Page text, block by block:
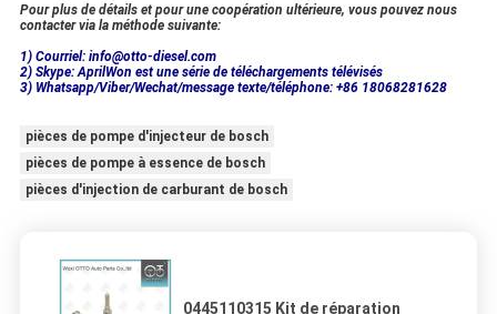
Pour plus de détails et pour une coopération ultérieure, vous pouvez nous
contacter via la méthode suivante:
1) Courriel: info@otto-diesel.com
2) Skype: AprilWon est une série de téléchargements télévisés
3) Whatsapp/Viber/Wechat/message texte/téléphone: +86 18068281628
pièces de pompe d'injecteur de bosch
pièces de pompe à essence de bosch
pièces d'injection de carburant de bosch
0445110315 Kit de réparation